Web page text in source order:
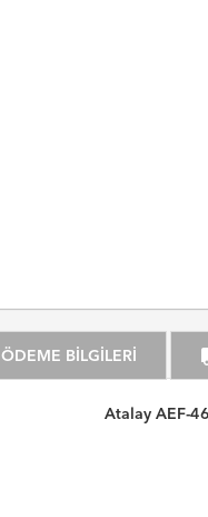
ÖDEME BİLGİLERİ
Atalay AEF-